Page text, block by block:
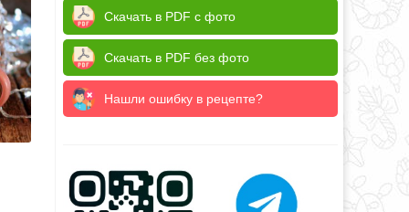
Скачать в PDF с фото
Скачать в PDF без фото
Нашли ошибку в рецепте?